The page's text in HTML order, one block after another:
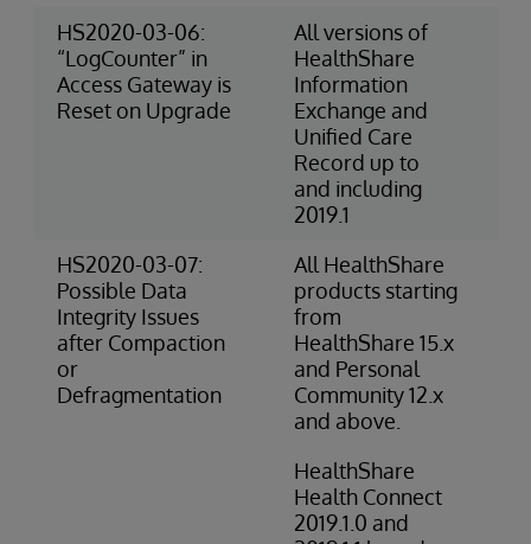
HS2020-03-06:
“LogCounter” in
Access Gateway is
Reset on Upgrade
All versions of
HealthShare
Information
Exchange and
Unified Care
Record up to
and including
2019.1
HS2020-03-07:
Possible Data
Integrity Issues
after Compaction
or
Defragmentation
All HealthShare
products starting
from
HealthShare 15.x
and Personal
Community 12.x
and above.
HealthShare
Health Connect
2019.1.0 and